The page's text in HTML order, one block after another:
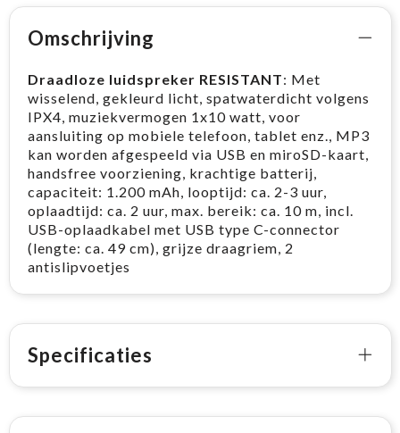
Omschrijving
Draadloze luidspreker RESISTANT: Met
wisselend, gekleurd licht, spatwaterdicht volgens
IPX4, muziekvermogen 1x10 watt, voor
aansluiting op mobiele telefoon, tablet enz., MP3
kan worden afgespeeld via USB en miroSD-kaart,
handsfree voorziening, krachtige batterij,
capaciteit: 1.200 mAh, looptijd: ca. 2-3 uur,
oplaadtijd: ca. 2 uur, max. bereik: ca. 10 m, incl.
USB-oplaadkabel met USB type C-connector
(lengte: ca. 49 cm), grijze draagriem, 2
antislipvoetjes
Specificaties